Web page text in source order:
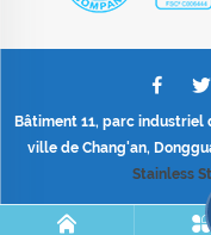
Bâtiment 11, parc industriel
ville de Chang'an,
Stainless